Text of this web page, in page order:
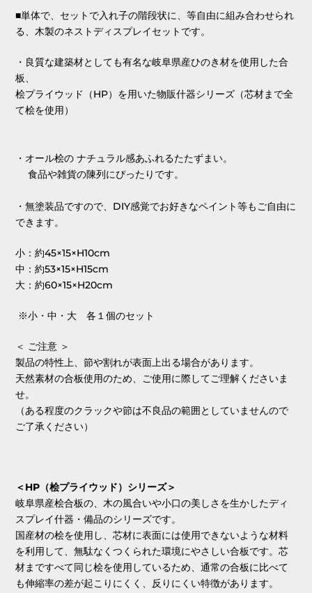
■単体で、セットで入れ子の階段状に、等自由に組み合わせられ
る、木製のネストディスプレイセットです。
・良質な建築材としても有名な岐阜県産ひのき材を使用した合
板、
桧プライウッド（HP）を用いた物販什器シリーズ（芯材まで全
て桧を使用）
・オール桧の ナチュラル感あふれるたたずまい。
食品や雑貨の陳列にぴったりです。
・無塗装品ですので、DIY感覚でお好きなペイント等もご自由に
できます。
小：約45×15×H10cm
中：約53×15×H15cm
大：約60×15×H20cm
※小・中・大 各１個のセット
＜ ご注意 ＞
製品の特性上、節や割れが表面上出る場合があります。
天然素材の合板使用のため、ご使用に際してご理解くださいま
せ。
（ある程度のクラックや節は不良品の範囲としていませんので
ご了承ください）
＜HP（桧プライウッド）シリーズ＞
岐阜県産桧合板の、木の風合いや小口の美しさを生かしたディ
スプレイ什器・備品のシリーズです。
国産材の桧を使用し、芯材に表面には使用できないような材料
を利用して、無駄なくつくられた環境にやさしい合板です。芯
材まですべて同じ桧を使用しているため、通常の合板に比べて
も伸縮率の差が起こりにくく、反りにくい特徴があります。